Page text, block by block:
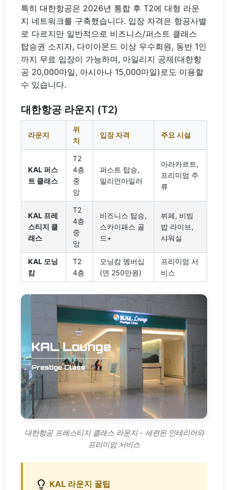
특히 대한항공은 2026년 통합 후 T2에 대형 라운
지 네트워크를 구축했습니다. 입장 자격은 항공사별
로 다르지만 일반적으로 비즈니스/퍼스트 클래스
탑승권 소지자, 다이아몬드 이상 우수회원, 동반 1인
까지 무료 입장이 가능하며, 마일리지 공제(대한항
공 20,000마일, 아시아나 15,000마일)로도 이용할
수 있습니다.
대한항공 라운지 (T2)
라운지
위
치
입장 자격 주요 시설
KAL 퍼스
트 클래스
T2
4층
중
앙
퍼스트 탑승,
밀리언마일러
아라카르트,
프리미엄 주
류
KAL 프레
스티지 클
래스
T2
4층
중
앙
비즈니스 탑승,
스카이패스 골
드+
뷔페, 비빔
밥 라이브,
샤워실
KAL 모닝
캄
T2
4층
모닝캄 멤버십
(연 250만원)
프리미엄 서
비스
대한항공 프레스티지 클래스 라운지 - 세련된 인테리어와
프리미엄 서비스
KAL 라운지 꿀팁